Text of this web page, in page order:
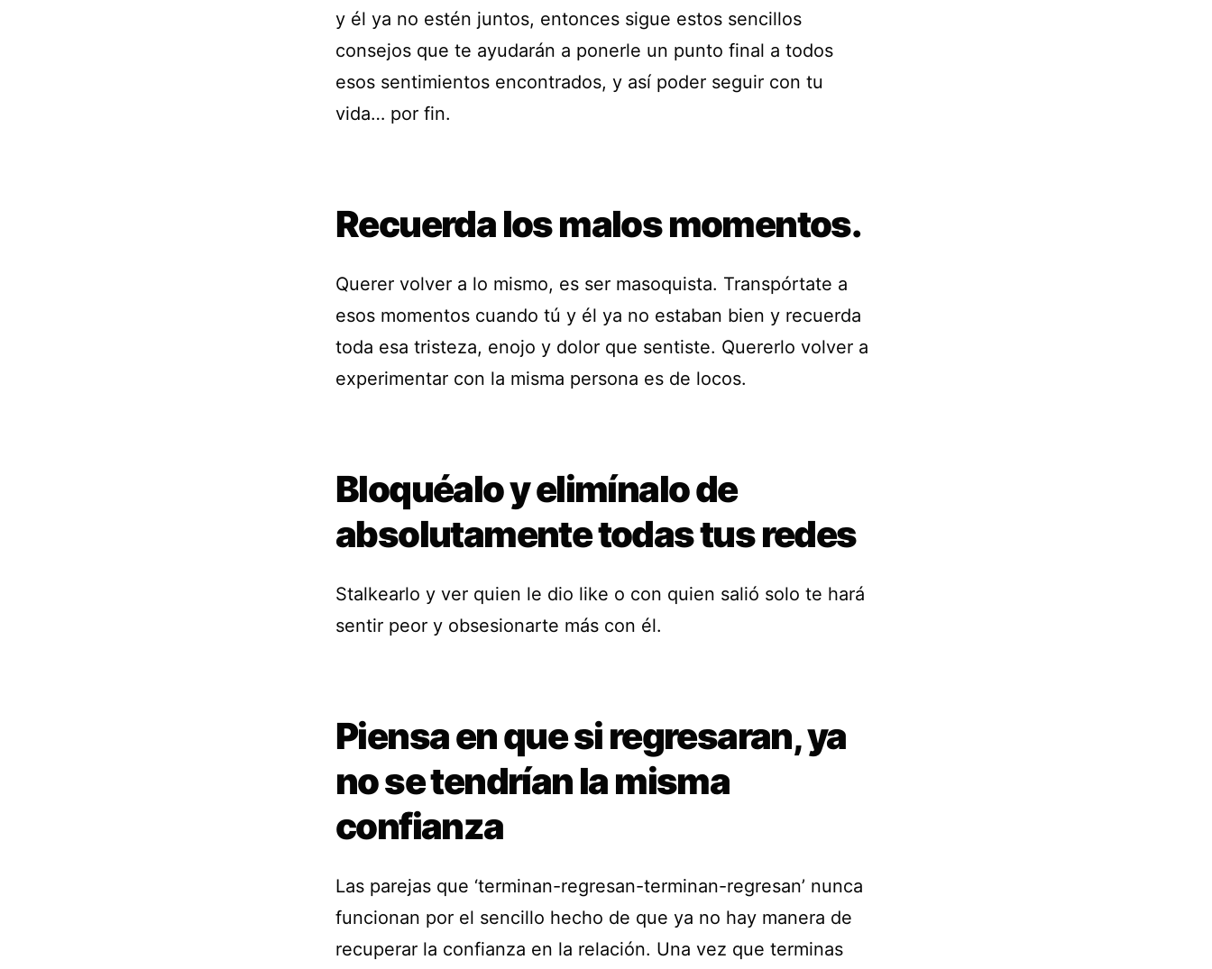
y él ya no estén juntos, entonces sigue estos sencillos
consejos que te ayudarán a ponerle un punto final a todos
esos sentimientos encontrados, y así poder seguir con tu
vida… por fin.
Recuerda los malos momentos.
Querer volver a lo mismo, es ser masoquista. Transpórtate a
esos momentos cuando tú y él ya no estaban bien y recuerda
toda esa tristeza, enojo y dolor que sentiste. Quererlo volver a
experimentar con la misma persona es de locos.
Bloquéalo y elimínalo de
absolutamente todas tus redes
Stalkearlo y ver quien le dio like o con quien salió solo te hará
sentir peor y obsesionarte más con él.
Piensa en que si regresaran, ya
no se tendrían la misma
confianza
Las parejas que ‘terminan-regresan-terminan-regresan’ nunca
funcionan por el sencillo hecho de que ya no hay manera de
recuperar la confianza en la relación. Una vez que terminas